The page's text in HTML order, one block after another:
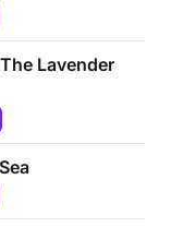
Lavender